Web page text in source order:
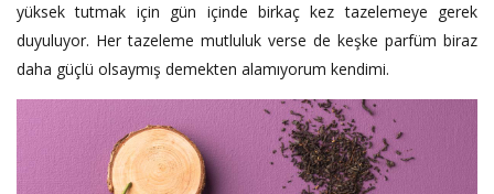
yüksek tutmak için gün içinde birkaç kez tazelemeye gerek
duyuluyor. Her tazeleme mutluluk verse de keşke parfüm biraz
daha güçlü olsaymış demekten alamıyorum kendimi.